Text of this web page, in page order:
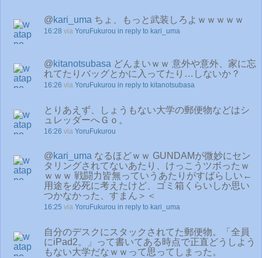
@kari_uma ちょ、もっと武装しろよｗｗｗｗｗ
16:28 via YoruFukurou in reply to kari_uma
@kitanotsubasa どんまいｗｗ 意外や意外、家に忘
れてたりバッグとかに入ってたり…しないか？
16:26 via YoruFukurou in reply to kitanotsubasa
とりあえず、しょうもない大学の郵便物などはシ
ュレッダーへＧｏ。
16:26 via YoruFukurou
@kari_uma なるほどｗｗ GUNDAMが微妙にセン
タリングされてないあたり、けっこうツボったｗ
ｗｗｗ 戦闘力皆無っていうあたりがすばらしい←
用途を必死に考えたけど、ゴミ箱くらいしか思い
つかなかった、すまん＞＜
16:25 via YoruFukurou in reply to kari_uma
自分のデスクにスタックされてた郵便物。「全員
にiPad2。」って書いてある時点で正直どうしよう
もない大学だなｗｗって思ってしまった。